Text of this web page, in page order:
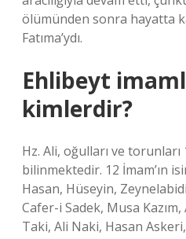
ölümünden sonra hayatta
Fatıma’ydı.
Ehlibeyt
kimlerdir?
Hz. Ali, oğulları ve
bilinmektedir. 12 İmam’ın
Hasan, Hüseyin,
Cafer-i Sadek, Musa
Taki, Ali Naki, Hasan